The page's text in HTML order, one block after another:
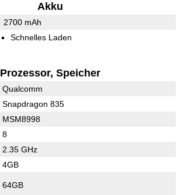
Akku
2700 mAh
Schnelles Laden
Prozessor, Speicher
Qualcomm
Snapdragon 835
MSM8998
8
2.35 GHz
4GB
64GB